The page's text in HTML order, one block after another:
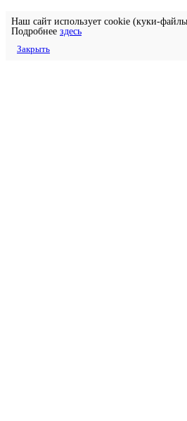
Наш сайт использует cookie (куки-
Подробнее здесь
Закрыть